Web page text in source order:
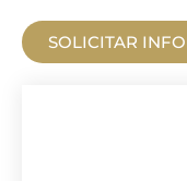
SOLICITAR